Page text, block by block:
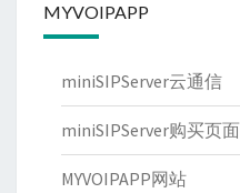
MYVOIPAPP
miniSIPServer云通信
miniSIPServer购买页面
MYVOIPAPP网站